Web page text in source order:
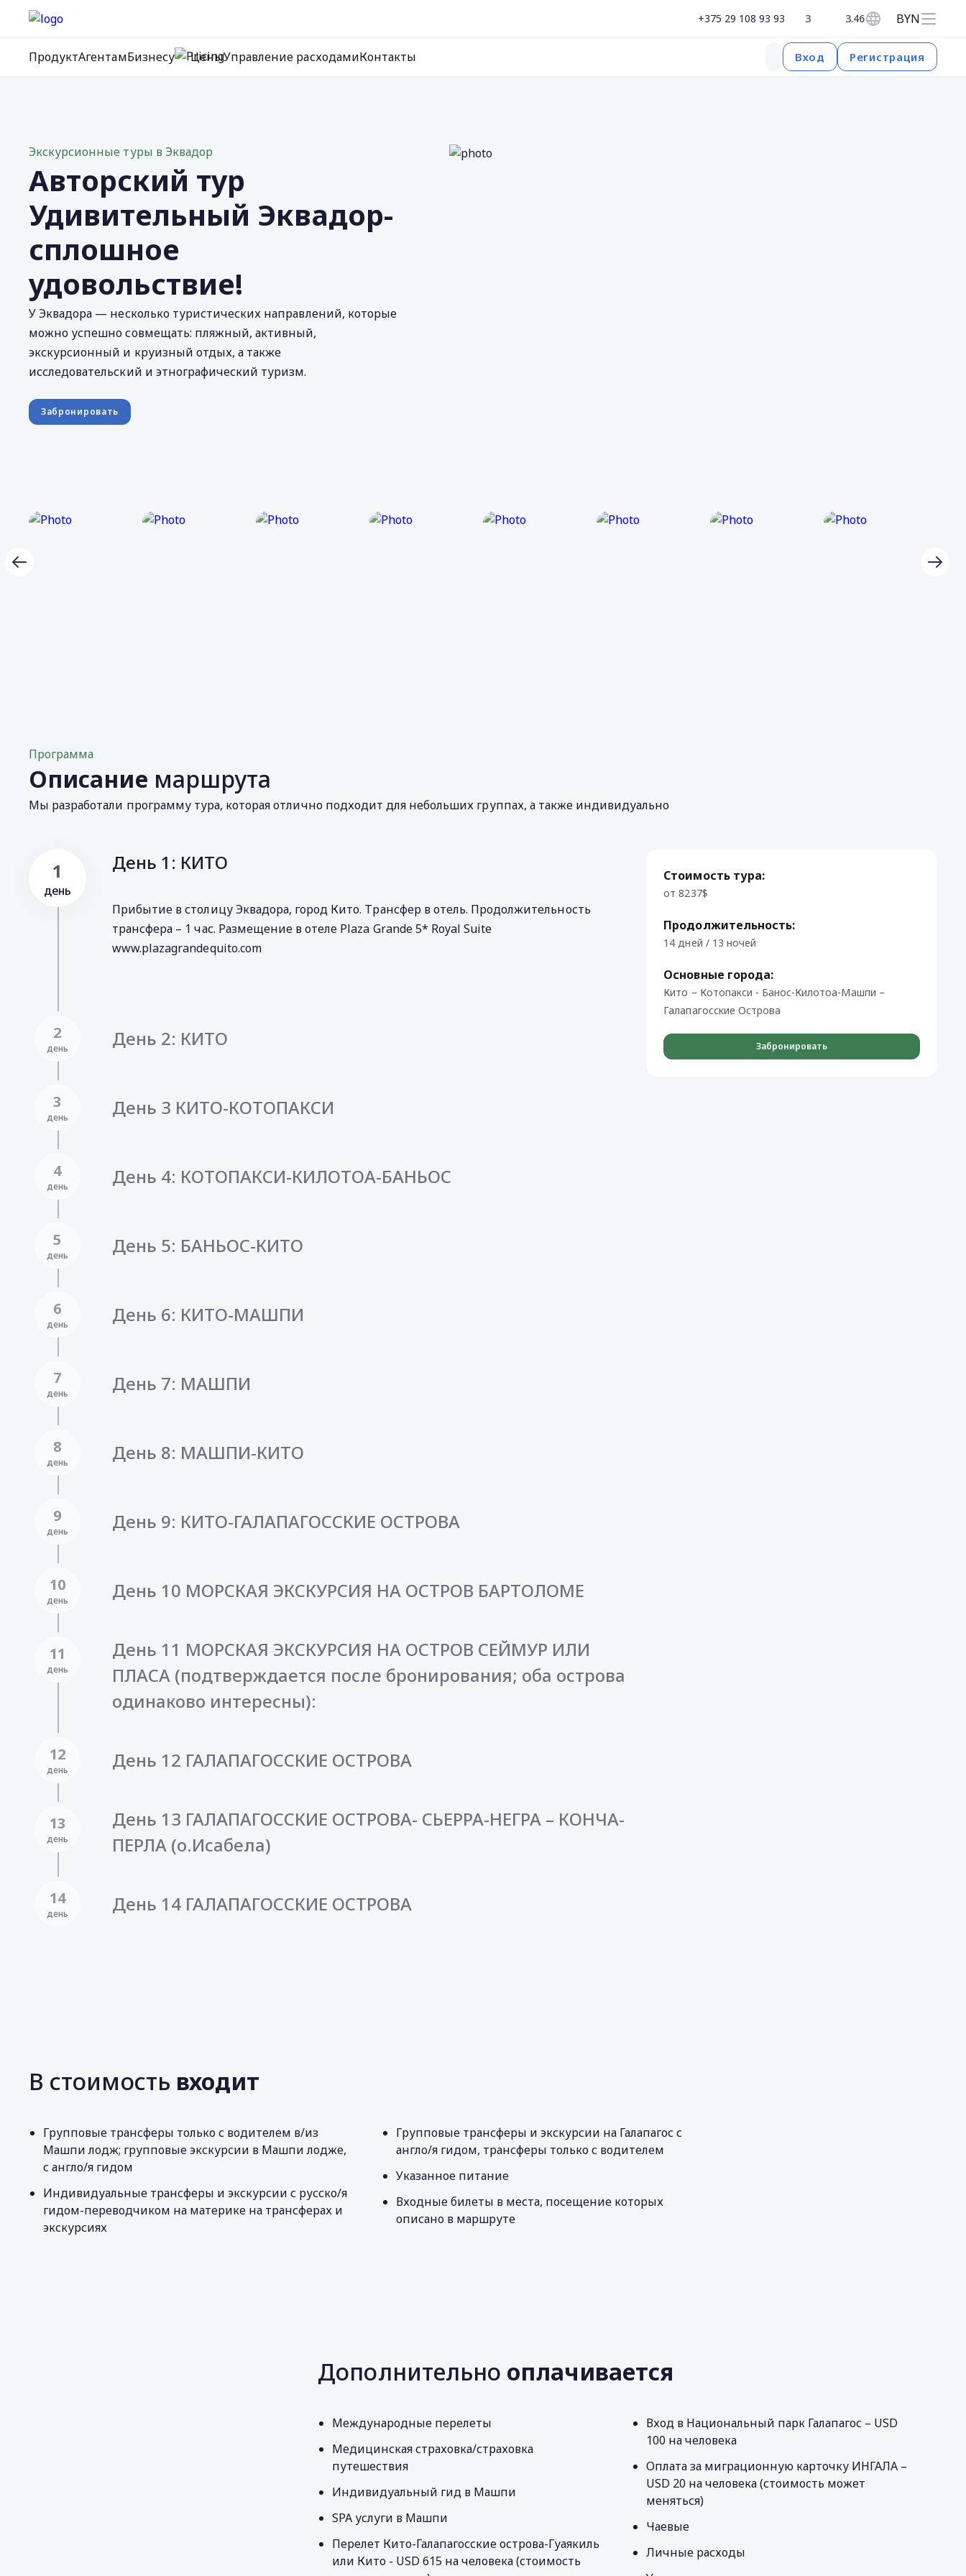
+375 29 108 93 93 3 3.46 BYN
ПродуктАгентамБизнесу ЦеныУправление расходамиКонтакты Вход Регистрация
Экскурсионные туры в Эквадор
Авторский тур
Удивительный Эквадор-
сплошное
удовольствие!
У Эквадора — несколько туристических направлений, которые
можно успешно совмещать: пляжный, активный,
экскурсионный и круизный отдых, а также
исследовательский и этнографический туризм.
Забронировать
Программа
Описание маршрута
Мы разработали программу тура, которая отлично подходит для небольших группах, а также индивидуально
1
день
День 1: КИТО
Прибытие в столицу Эквадора, город Кито. Трансфер в отель. Продолжительность
трансфера – 1 час. Размещение в отеле Plaza Grande 5* Royal Suite
www.plazagrandequito.com
2
день День 2: КИТО
3
день День 3 КИТО-КОТОПАКСИ
4
день День 4: КОТОПАКСИ-КИЛОТОА-БАНЬОС
5
день День 5: БАНЬОС-КИТО
6
день День 6: КИТО-МАШПИ
7
день День 7: МАШПИ
8
день День 8: МАШПИ-КИТО
9
день День 9: КИТО-ГАЛАПАГОССКИЕ ОСТРОВА
10
день День 10 МОРСКАЯ ЭКСКУРСИЯ НА ОСТРОВ БАРТОЛОМЕ
11
день
День 11 МОРСКАЯ ЭКСКУРСИЯ НА ОСТРОВ СЕЙМУР ИЛИ
ПЛАСА (подтверждается после бронирования; оба острова
одинаково интересны):
12
день День 12 ГАЛАПАГОССКИЕ ОСТРОВА
13
день
День 13 ГАЛАПАГОССКИЕ ОСТРОВА- СЬЕРРА-НЕГРА – КОНЧА-
ПЕРЛА (о.Исабела)
14
день День 14 ГАЛАПАГОССКИЕ ОСТРОВА
Стоимость тура:
от 8237$
Продолжительность:
14 дней / 13 ночей
Основные города:
Кито – Котопакси - Банос-Килотоа-Машпи –
Галапагосские Острова
Забронировать
В стоимость входит
Групповые трансферы только с водителем в/из
Машпи лодж; групповые экскурсии в Машпи лодже,
с англо/я гидом
Индивидуальные трансферы и экскурсии с русско/я
гидом-переводчиком на материке на трансферах и
экскурсиях
Групповые трансферы и экскурсии на Галапагос с
англо/я гидом, трансферы только с водителем
Указанное питание
Входные билеты в места, посещение которых
описано в маршруте
Дополнительно оплачивается
Международные перелеты
Медицинская страховка/страховка
путешествия
Индивидуальный гид в Машпи
SPA услуги в Машпи
Перелет Кито-Галапагосские острова-Гуаякиль
или Кито - USD 615 на человека (стоимость
Вход в Национальный парк Галапагос – USD
100 на человека
Оплата за миграционную карточку ИНГАЛА –
USD 20 на человека (стоимость может
меняться)
Чаевые
Личные расходы